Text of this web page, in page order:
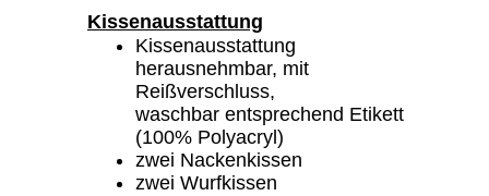
Kissenausstattung
Kissenausstattung
herausnehmbar, mit
Reißverschluss,
waschbar entsprechend Etikett
(100% Polyacryl)
zwei Nackenkissen
zwei Wurfkissen